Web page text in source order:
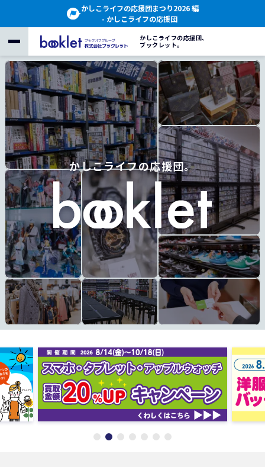
かしこライフの応援団まつり2026 編
- かしこライフの応援団
かしこライフの応援団、
ブックレット。
かしこライフの応援団。